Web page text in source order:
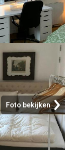
Foto bekijken